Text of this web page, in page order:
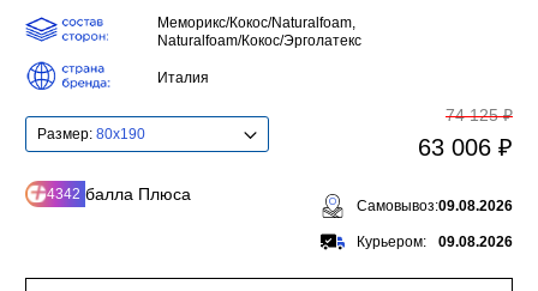
Меморикс/Кокос/Naturalfoаm,
Naturalfoаm/Кокос/Эрголатекс
Италия
Размер: 80x190
4342 балла Плюса
74 125 ₽
63 006 ₽
Самовывоз:09.08.2026
Курьером: 09.08.2026